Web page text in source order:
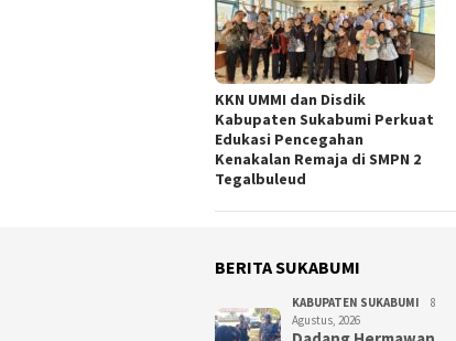
KKN UMMI dan Disdik
Kabupaten Sukabumi Perkuat
Edukasi Pencegahan
Kenakalan Remaja di SMPN 2
Tegalbuleud
BERITA SUKABUMI
KABUPATEN SUKABUMI
8
Agustus, 2026